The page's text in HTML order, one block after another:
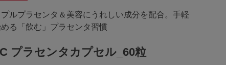
プルプラセンタ＆美容にうれしい成分を配合。手軽
る「飲む」プラセンタ習慣
プラセンタカプセル_60粒